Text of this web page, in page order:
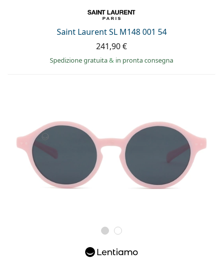
Saint Laurent SL M148 001 54
241,90 €
Spedizione gratuita& in pronta consegna